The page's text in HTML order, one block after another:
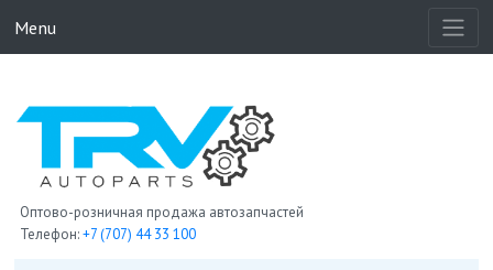
Menu
Оптово-розничная продажа автозапчастей
Телефон:+7 (707) 44 33 100